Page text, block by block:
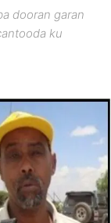
dooran garan
ku